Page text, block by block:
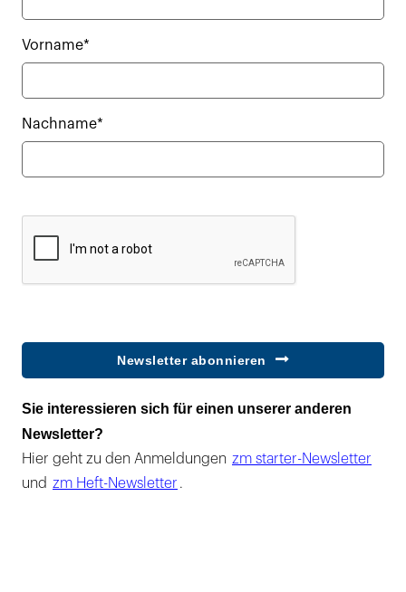
Vorname*
Nachname*
Newsletter abonnieren
Sie interessieren sich für einen unserer anderen
Newsletter?
Hier geht zu den Anmeldungen zm starter-Newsletter
und zm Heft-Newsletter .